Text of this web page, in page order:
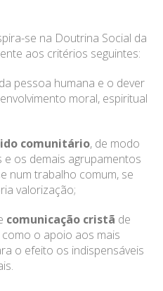
se na Doutrina Social da
aos critérios seguintes:
pessoa humana e o dever
moral, espiritual
comunitário, de modo
e os demais agrupamentos
num trabalho comum, se
valorização;
comunicação cristã de
o apoio aos mais
o efeito os indispensáveis